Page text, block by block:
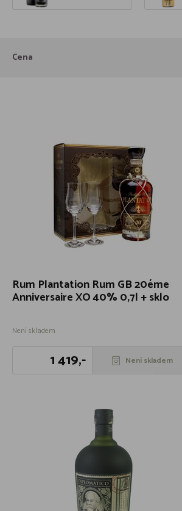
Cena
Rum Plantation Rum GB 20éme
Anniversaire XO 40% 0,7l + sklo
Není skladem
1 419,- Není skladem